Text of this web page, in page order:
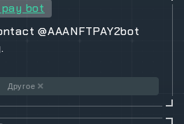
pay bot
@AAANFTPAY2bot
Другое